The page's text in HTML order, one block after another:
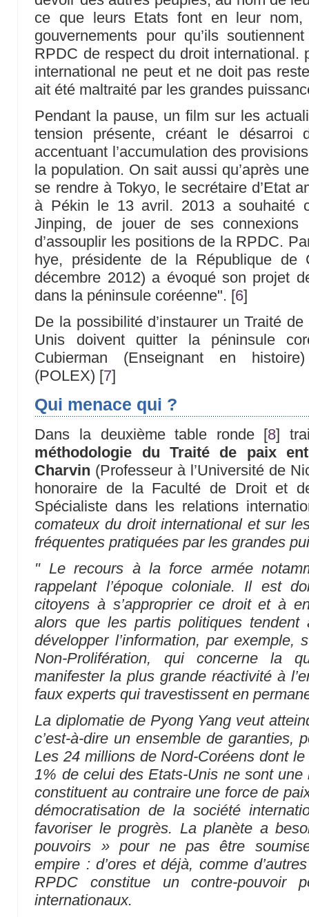
ce que leurs Etats font en leur nom,
gouvernements pour qu’ils
RPDC de respect du droit international.
international ne peut et ne doit pas
ait été maltraité par les grandes
Pendant la pause, un film sur les
tension présente, créant le
accentuant l’accumulation des
la population. On sait aussi qu’après
se rendre à Tokyo, le secrétaire d’Etat
à Pékin le 13 avril. 2013 a souhaité
Jinping, de jouer de ses connexions
d’assouplir les positions de la RPDC.
hye, présidente de la République de
décembre 2012) a évoqué son projet
dans la péninsule coréenne". [6]
De la possibilité d’instaurer un Traité
Unis doivent quitter la péninsule
Cubierman (Enseignant en
(POLEX) [7]
Qui menace qui ?
Dans la deuxième table ronde[8]
méthodologie du Traité de paix
Charvin (Professeur à l’Université de
honoraire de la Faculté de Droit et
Spécialiste dans les relations
comateux du droit international et sur
fréquentes pratiquées par les grandes
" Le recours à la force armée
rappelant l’époque coloniale. Il est
citoyens à s’approprier ce droit et à
alors que les partis politiques
développer l’information, par exemple,
Non-Prolifération, qui concerne la
manifester la plus grande réactivité à
faux experts qui travestissent en
La diplomatie de Pyong Yang veut
c’est-à-dire un ensemble de garanties,
Les 24 millions de Nord-Coréens dont
1% de celui des Etats-Unis ne sont
constituent au contraire une force de
démocratisation de la société
favoriser le progrès. La planète a
pouvoirs » pour ne pas être
empire : d’ores et déjà, comme
RPDC constitue un contre-pouvoir
internationaux.